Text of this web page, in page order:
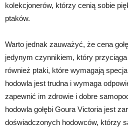
kolekcjonerów, którzy cenią sobie
ptaków.
Warto jednak zauważyć, że cena
jedynym czynnikiem, który
również ptaki, które wymagają
hodowla jest trudna i wymaga
zapewnić im zdrowie i dobre
hodowla gołębi Goura Victoria jest
doświadczonych hodowców, którzy